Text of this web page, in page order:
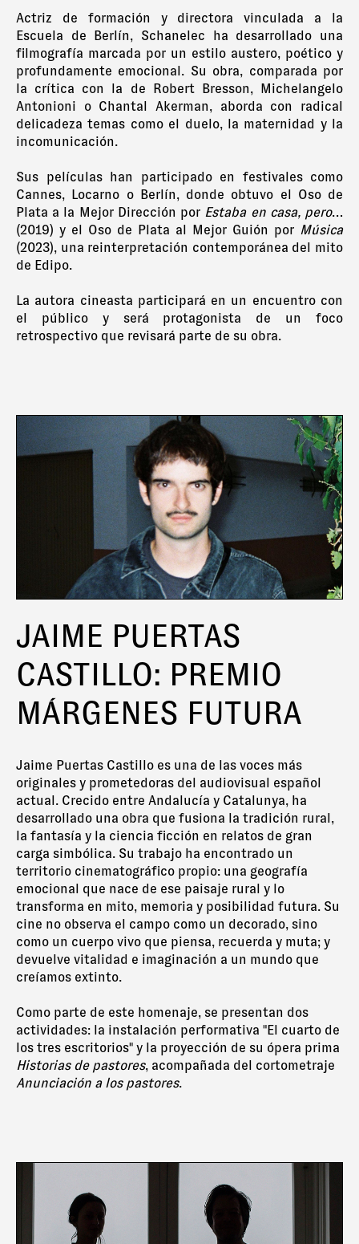
Actriz de formación y directora vinculada a la
Escuela de Berlín, Schanelec ha desarrollado una
filmografía marcada por un estilo austero, poético y
profundamente emocional. Su obra, comparada por
la crítica con la de Robert Bresson, Michelangelo
Antonioni o Chantal Akerman, aborda con radical
delicadeza temas como el duelo, la maternidad y la
incomunicación.
Sus películas han participado en festivales como
Cannes, Locarno o Berlín, donde obtuvo el Oso de
Plata a la Mejor Dirección por Estaba en casa, pero…
(2019) y el Oso de Plata al Mejor Guión por Música
(2023), una reinterpretación contemporánea del mito
de Edipo.
La autora cineasta participará en un encuentro con
el público y será protagonista de un foco
retrospectivo que revisará parte de su obra.
JAIME PUERTAS
CASTILLO: PREMIO
MÁRGENES FUTURA
Jaime Puertas Castillo es una de las voces más
originales y prometedoras del audiovisual español
actual. Crecido entre Andalucía y Catalunya, ha
desarrollado una obra que fusiona la tradición rural,
la fantasía y la ciencia ficción en relatos de gran
carga simbólica. Su trabajo ha encontrado un
territorio cinematográfico propio: una geografía
emocional que nace de ese paisaje rural y lo
transforma en mito, memoria y posibilidad futura. Su
cine no observa el campo como un decorado, sino
como un cuerpo vivo que piensa, recuerda y muta; y
devuelve vitalidad e imaginación a un mundo que
creíamos extinto.
Como parte de este homenaje, se presentan dos
actividades: la instalación performativa "El cuarto de
los tres escritorios" y la proyección de su ópera prima
Historias de pastores, acompañada del cortometraje
Anunciación a los pastores.